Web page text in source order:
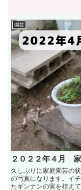
園芸
２０２２年４月
久しぶりに家庭園芸の
の写真になります。イ
たギンナンの実を植え